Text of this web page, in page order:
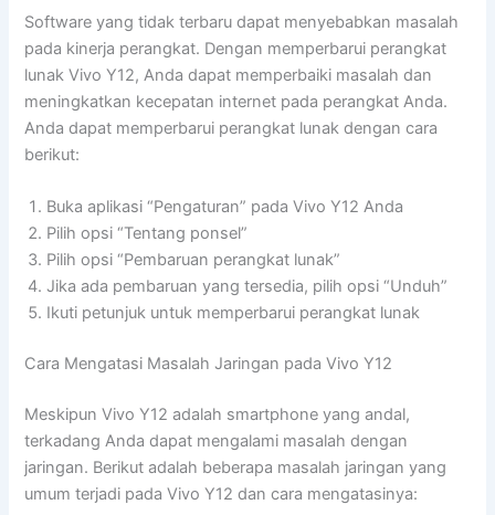
Software yang tidak terbaru dapat menyebabkan masalah
pada kinerja perangkat. Dengan memperbarui perangkat
lunak Vivo Y12, Anda dapat memperbaiki masalah dan
meningkatkan kecepatan internet pada perangkat Anda.
Anda dapat memperbarui perangkat lunak dengan cara
berikut:
Buka aplikasi “Pengaturan” pada Vivo Y12 Anda
Pilih opsi “Tentang ponsel”
Pilih opsi “Pembaruan perangkat lunak”
Jika ada pembaruan yang tersedia, pilih opsi “Unduh”
Ikuti petunjuk untuk memperbarui perangkat lunak
Cara Mengatasi Masalah Jaringan pada Vivo Y12
Meskipun Vivo Y12 adalah smartphone yang andal,
terkadang Anda dapat mengalami masalah dengan
jaringan. Berikut adalah beberapa masalah jaringan yang
umum terjadi pada Vivo Y12 dan cara mengatasinya: